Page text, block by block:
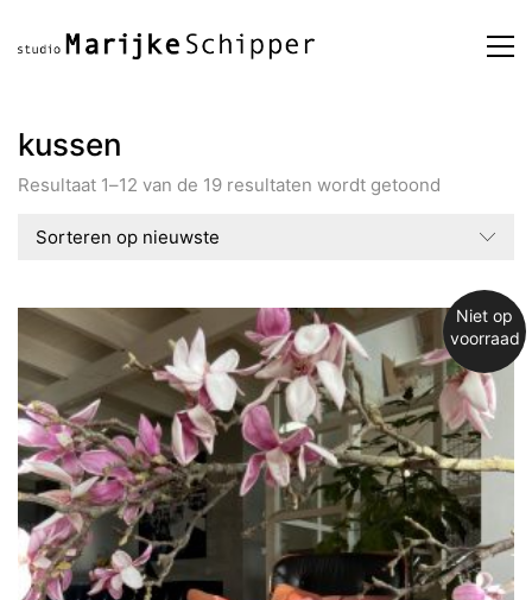
kussen
Resultaat 1–12 van de 19 resultaten wordt getoond
Sorteren op nieuwste
Niet op
voorraad